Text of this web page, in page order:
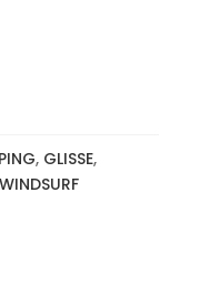
, GLISSE,
WINDSURF